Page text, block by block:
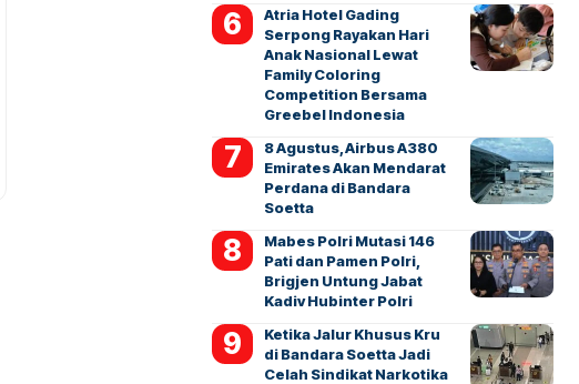
Atria Hotel Gading
Serpong Rayakan Hari
Anak Nasional Lewat
Family Coloring
Competition Bersama
Greebel Indonesia
8 Agustus, Airbus A380
Emirates Akan Mendarat
Perdana di Bandara
Soetta
Mabes Polri Mutasi 146
Pati dan Pamen Polri,
Brigjen Untung Jabat
Kadiv Hubinter Polri
Ketika Jalur Khusus Kru
di Bandara Soetta Jadi
Celah Sindikat Narkotika